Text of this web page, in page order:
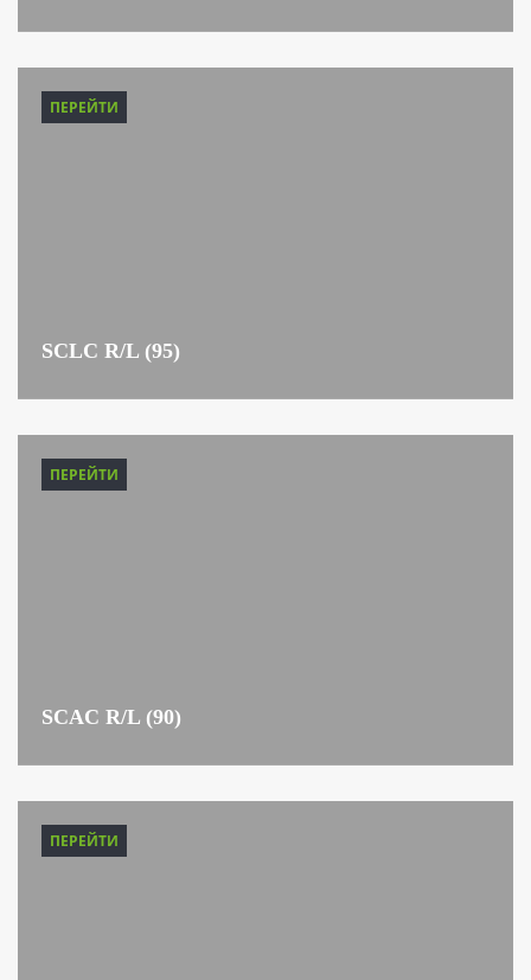
ПЕРЕЙТИ
SCLC R/L (95)
ПЕРЕЙТИ
SCAC R/L (90)
ПЕРЕЙТИ